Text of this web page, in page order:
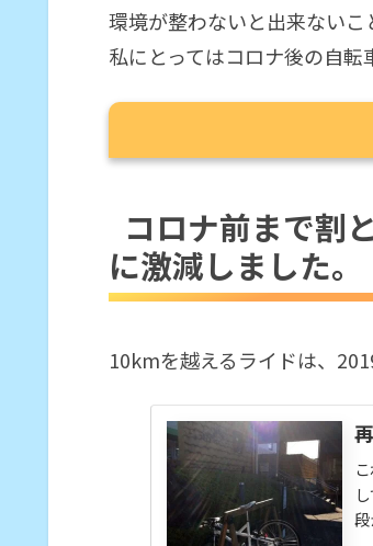
環境が整わないと出来ないこ
私にとってはコロナ後の自転
コロナにより
自転車に乗れない
ようやくまとまっ
ライドの結果
コロナ前まで割
に激減しました。
10kmを越えるライドは、